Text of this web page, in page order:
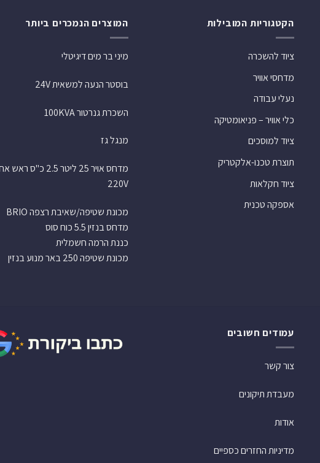
הקטגוריות המובילות
ציוד להשכרה
מדחסי אוויר
נעלי עבודה
כלי אוויר – פניאומטיקה
ציוד למוסכים
תוצרת טכנו-אלקטריק
ציוד חקלאות
אספקה טכנית
המוצרים הנמכרים ביותר
מיני בר מים דיגיטלי
בוסטר הנעה למשאית 24V
השכרת גנרטור 100KVA
מנגל גז
מדחס אויר 25 ליטר 2.5 כ"ס
220V
מכונת שטיפה/שאיבת רצפה BRIO
מדחס בנזין 5.5 כוח סוס
כננת הרמה חשמלית
מכונת שטיפה 250 באר מנוע בנזין
עמודים חשובים
צור קשר
מעבדת תיקונים
אודות
מדיניות החזרים כספיים